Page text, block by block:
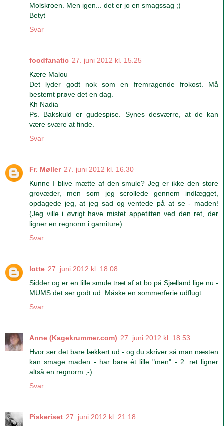
Molskroen. Men igen... det er jo en smagssag ;)
Betyt
Svar
foodfanatic 27. juni 2012 kl. 15.25
Kære Malou
Det lyder godt nok som en fremragende frokost. Må
bestemt prøve det en dag.
Kh Nadia
Ps. Bakskuld er gudespise. Synes desværre, at de kan
være svære at finde.
Svar
Fr. Møller 27. juni 2012 kl. 16.30
Kunne I blive mætte af den smule? Jeg er ikke den store
grovæder, men som jeg scrollede gennem indlægget,
opdagede jeg, at jeg sad og ventede på at se - maden!
(Jeg ville i øvrigt have mistet appetitten ved den ret, der
ligner en regnorm i garniture).
Svar
lotte 27. juni 2012 kl. 18.08
Sidder og er en lille smule træt af at bo på Sjælland lige nu -
MUMS det ser godt ud. Måske en sommerferie udflugt
Svar
Anne (Kagekrummer.com) 27. juni 2012 kl. 18.53
Hvor ser det bare lækkert ud - og du skriver så man næsten
kan smage maden - har bare ét lille "men" - 2. ret ligner
altså en regnorm ;-)
Svar
Piskeriset 27. juni 2012 kl. 21.18